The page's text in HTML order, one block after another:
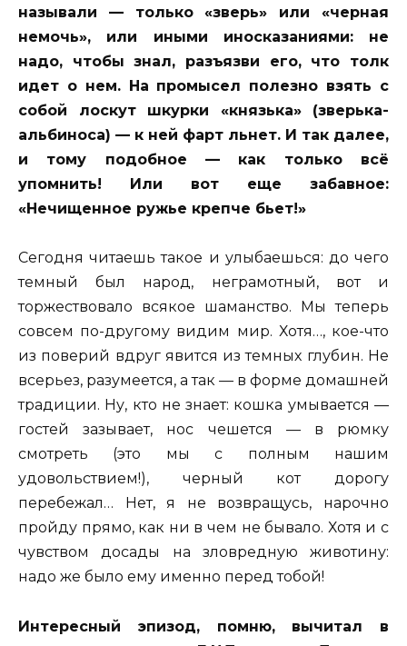
называли — только «зверь» или «черная
немочь», или иными иносказаниями: не
надо, чтобы знал, разъязви его, что толк
идет о нем. На промысел полезно взять с
собой лоскут шкурки «князька» (зверька-
альбиноса) — к ней фарт льнет. И так далее,
и тому подобное — как только всё
упомнить! Или вот еще забавное:
«Нечищенное ружье крепче бьет!»
Сегодня читаешь такое и улыбаешься: до чего
темный был народ, неграмотный, вот и
торжествовало всякое шаманство. Мы теперь
совсем по-другому видим мир. Хотя…, кое-что
из поверий вдруг явится из темных глубин. Не
всерьез, разумеется, а так — в форме домашней
традиции. Ну, кто не знает: кошка умывается —
гостей зазывает, нос чешется — в рюмку
смотреть (это мы с полным нашим
удовольствием!), черный кот дорогу
перебежал… Нет, я не возвращусь, нарочно
пройду прямо, как ни в чем не бывало. Хотя и с
чувством досады на зловредную животину:
надо же было ему именно перед тобой!
Интересный эпизод, помню, вычитал в